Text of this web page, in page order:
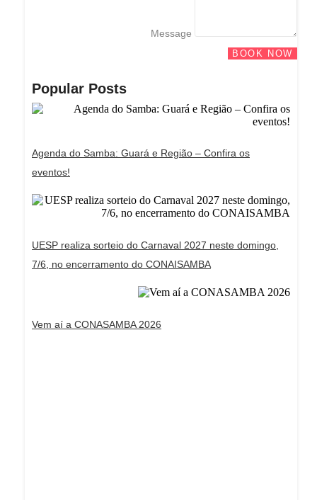
Message
BOOK NOW
Popular Posts
Agenda do Samba: Guará e Região – Confira os
eventos!
UESP realiza sorteio do Carnaval 2027 neste domingo,
7/6, no encerramento do CONAISAMBA
Vem aí a CONASAMBA 2026